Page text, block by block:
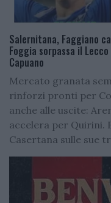
Salernitana, Faggiano
Foggia sorpassa il
Capuano
Mercato granata
rinforzi pronti per
anche alle uscite:
accelera per Quirini.
Casertana sulle sue